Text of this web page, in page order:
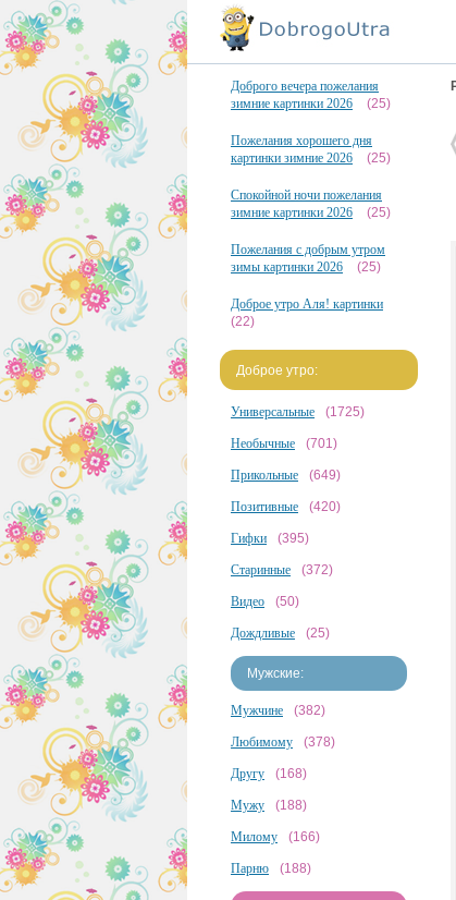
Доброго вечера пожелания
зимние картинки 2026
(25)
Пожелания хорошего дня
картинки зимние 2026
(25)
Спокойной ночи пожелания
зимние картинки 2026
(25)
Пожелания с добрым утром
зимы картинки 2026
(25)
Доброе утро Аля! картинки
(22)
Доброе утро:
Универсальные (1725)
Необычные (701)
Прикольные (649)
Позитивные (420)
Гифки (395)
Старинные (372)
Видео (50)
Дождливые (25)
Мужские:
Мужчине (382)
Любимому (378)
Другу (168)
Мужу (188)
Милому (166)
Парню (188)